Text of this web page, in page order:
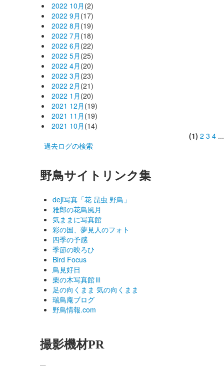
2022 10月 (2)
2022 9月 (17)
2022 8月 (19)
2022 7月 (18)
2022 6月 (22)
2022 5月 (25)
2022 4月 (20)
2022 3月 (23)
2022 2月 (21)
2022 1月 (20)
2021 12月 (19)
2021 11月 (19)
2021 10月 (14)
(1) 2 3 4
過去ログの検索
野鳥サイトリンク集
deji写真「花 昆虫 野鳥」
雅郎の花鳥風月
気ままに写真館
彩の国、夢見人のフォト
四季の予感
季節の映ろひ
Bird Focus
鳥見好日
栗の木写真館Ⅲ
足の向くまま 気の向くまま
瑞鳥庵ブログ
野鳥情報.com
撮影機材PR